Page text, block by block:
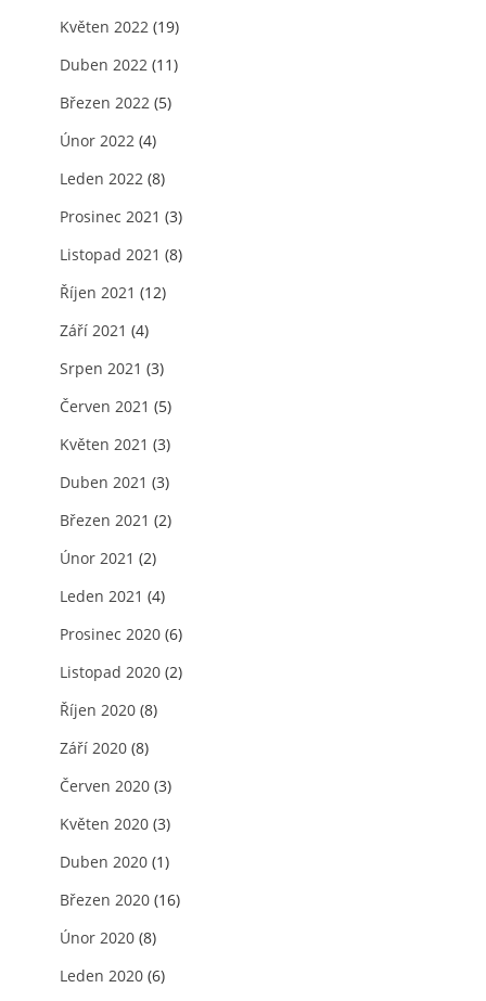
Květen 2022 (19)
Duben 2022 (11)
Březen 2022 (5)
Únor 2022 (4)
Leden 2022 (8)
Prosinec 2021 (3)
Listopad 2021 (8)
Říjen 2021 (12)
Září 2021 (4)
Srpen 2021 (3)
Červen 2021 (5)
Květen 2021 (3)
Duben 2021 (3)
Březen 2021 (2)
Únor 2021 (2)
Leden 2021 (4)
Prosinec 2020 (6)
Listopad 2020 (2)
Říjen 2020 (8)
Září 2020 (8)
Červen 2020 (3)
Květen 2020 (3)
Duben 2020 (1)
Březen 2020 (16)
Únor 2020 (8)
Leden 2020 (6)